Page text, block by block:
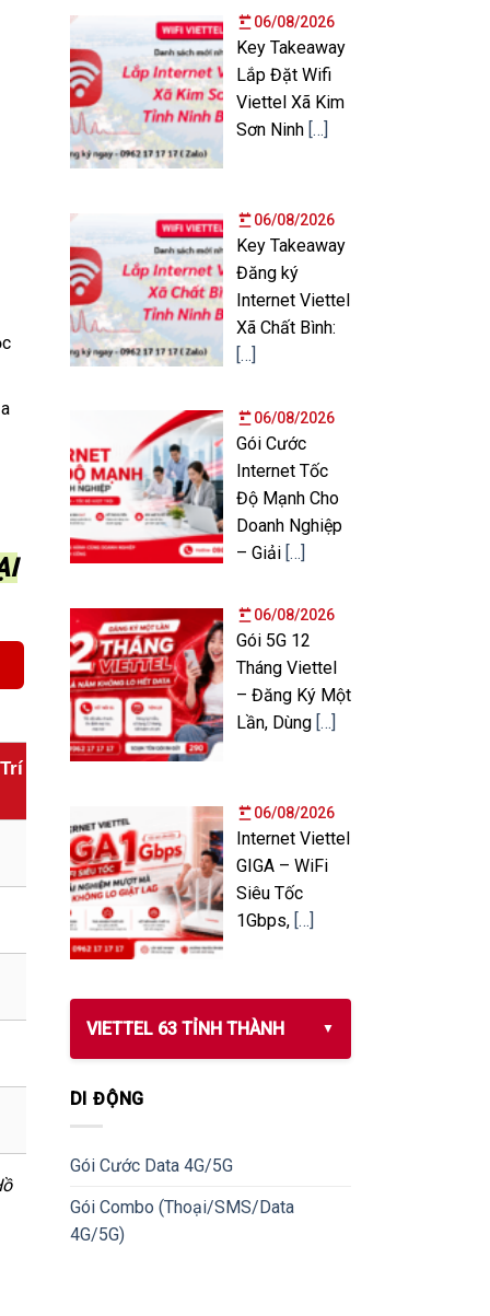
06/08/2026
Key Takeaway
Lắp Đặt Wifi
Viettel Xã Kim
Sơn Ninh […]
06/08/2026
Key Takeaway
Đăng ký
Internet Viettel
Xã Chất Bình:
[…]
06/08/2026
Gói Cước
Internet Tốc
Độ Mạnh Cho
Doanh Nghiệp
– Giải […]
06/08/2026
Gói 5G 12
Tháng Viettel
– Đăng Ký Một
Lần, Dùng […]
06/08/2026
Internet Viettel
GIGA – WiFi
Siêu Tốc
1Gbps, […]
VIETTEL 63 TỈNH THÀNH
DI ĐỘNG
Gói Cước Data 4G/5G
Gói Combo (Thoại/SMS/Data
4G/5G)
285.000
315.000 345.000